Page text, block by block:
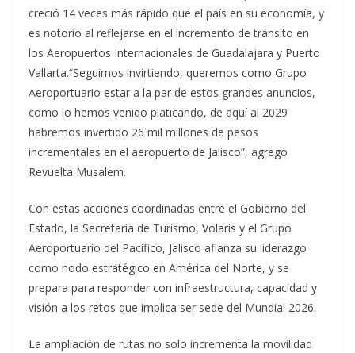
creció 14 veces más rápido que el país en su economía, y
es notorio al reflejarse en el incremento de tránsito en
los Aeropuertos Internacionales de Guadalajara y Puerto
Vallarta.“Seguimos invirtiendo, queremos como Grupo
Aeroportuario estar a la par de estos grandes anuncios,
como lo hemos venido platicando, de aquí al 2029
habremos invertido 26 mil millones de pesos
incrementales en el aeropuerto de Jalisco”, agregó
Revuelta Musalem.
Con estas acciones coordinadas entre el Gobierno del
Estado, la Secretaría de Turismo, Volaris y el Grupo
Aeroportuario del Pacífico, Jalisco afianza su liderazgo
como nodo estratégico en América del Norte, y se
prepara para responder con infraestructura, capacidad y
visión a los retos que implica ser sede del Mundial 2026.
La ampliación de rutas no solo incrementa la movilidad